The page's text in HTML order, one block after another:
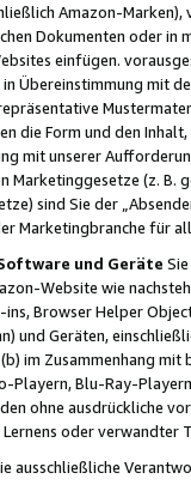
Amazon-
Dokumenten oder in
einfügen.
Übereinstimmung mit
die Form und den
mit unserer
Marketinggesetze (z. B.
sind Sie der
Marketingbranche für
und Geräte
Website wie
Browser Helper
und Geräten,
im Zusammenhang
Blu-Ray-
ohne ausdrückliche
oder
ausschließliche